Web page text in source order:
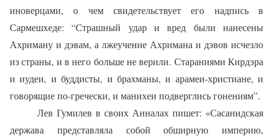
иноверцами, о чем свидетельствует его надпись в
Сармешхеде: “Страшный удар и вред были нанесены
Ахриману и дэвам, а лжеучение Ахримана и дэвов исчезло
из страны, и в него больше не верили. Стараниями Кирдэра
и иудеи, и буддисты, и брахманы, и арамеи-христиане, и
говорящие по-гречески, и манихеи подверглись гонениям”.
Лев Гумилев в своих Анналах пишет: «Сасанидская
держава представляла собой обширную империю,